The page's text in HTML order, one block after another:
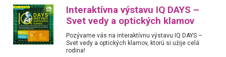
Interaktívna výstavu IQ DAYS –
Svet vedy a optických klamov
Pozývame vás na interaktívnu výstavu IQ DAYS –
Svet vedy a optických klamov, ktorú si užije celá
rodina!